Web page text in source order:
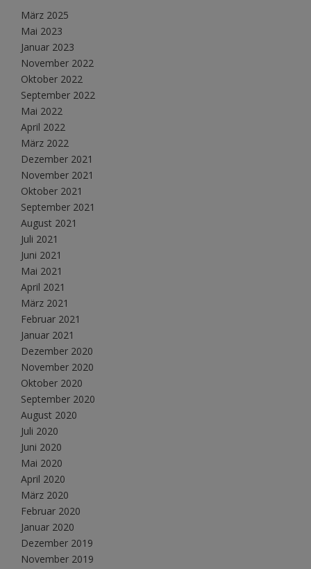
März 2025
Mai 2023
Januar 2023
November 2022
Oktober 2022
September 2022
Mai 2022
April 2022
März 2022
Dezember 2021
November 2021
Oktober 2021
September 2021
August 2021
Juli 2021
Juni 2021
Mai 2021
April 2021
März 2021
Februar 2021
Januar 2021
Dezember 2020
November 2020
Oktober 2020
September 2020
August 2020
Juli 2020
Juni 2020
Mai 2020
April 2020
März 2020
Februar 2020
Januar 2020
Dezember 2019
November 2019